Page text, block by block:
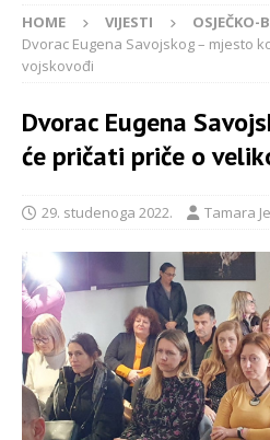
HOME VIJESTI
OSJEČKO-
Dvorac Eugena Savojskog – mjesto
vojskovođi
Dvorac Eugena
će pričati priče o
29. studenoga 2022. Tamara